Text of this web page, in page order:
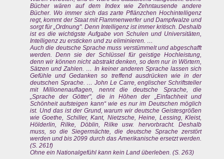
Bücher wären auf dem Index wie Zehntausende andere
Bücher. Wo immer sich das zarte Pflänzchen Hochintelligenz
regt, kommt der Staat mit Flammenwerfer und Dampfwalze und
sorgt für „Ordnung". Denn Intelligenz ist immer kritisch. Deshalb
ist es die wichtigste Aufgabe von Schulen und Universitäten,
Intelligenz zu ersticken und zu eliminieren. …
Auch die deutsche Sprache muss verstümmelt und abgeschafft
werden. Denn sie der Schlüssel für geistige Hochleistung,
denn wir können nicht abstrakt denken, so dem nur in Wörtern,
Sätzen und Zahlen. … In keiner anderen Sprache lassen sich
Gefühle und Gedanken so treffend ausdrücken wie in der
deutschen Sprache. … John Le Carre, englischer Schriftsteller
mit Millionenauflagen, nennt die deutsche Sprache, die
„Sprache der Götter", die in Höhen der „Einfachheit und
Schönheit aufsteigen kann“ wie es nur im Deutschen möglich
ist. Und das ist der Grund, warum wir deutsche Geistesgrößen
wie Goethe, Schiller, Kant, Nietzsche, Heine, Lessing, Kleist,
Hölderlin, Rilke, Döblin, Rilke usw. hervorbracht. Deshalb
muss, so die Siegermächte, die deutsche Sprache zerstört
werden und bis 2099 durch das Amerikanische ersetzt werden.
(S. 261f)
Ohne ein Nationalgefühl kann kein Land überleben. (S. 263)